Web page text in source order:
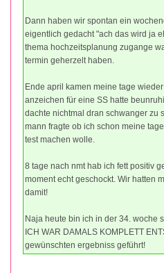
Dann haben wir spontan ein
eigentlich gedacht "ach das wird ja
thema hochzeitsplanung zugange
termin geherzelt haben.
Ende april kamen meine tage
anzeichen für eine SS hatte
dachte nichtmal dran schwanger zu
mann fragte ob ich schon meine
test machen wolle.
8 tage nach nmt hab ich fett positiv
moment echt geschockt. Wir hatten
damit!
Naja heute bin ich in der 34. woche
ICH WAR DAMALS KOMPLETT
gewünschten ergebniss geführt!